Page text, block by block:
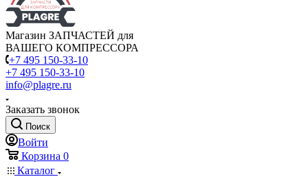
Магазин ЗАПЧАСТЕЙ для
ВАШЕГО КОМПРЕССОРА
+7 495 150-33-10
+7 495 150-33-10
info@plagre.ru
Заказать звонок
Поиск
Войти
Корзина 0
Каталог